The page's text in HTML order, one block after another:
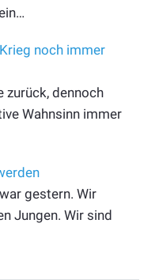
noch immer
zurück, dennoch
Wahnsinn immer
gestern. Wir
Jungen. Wir sind